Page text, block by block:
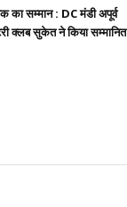
का सम्मान : DC मंडी अपूर्व
क्लब सुकेत ने किया सम्मानित